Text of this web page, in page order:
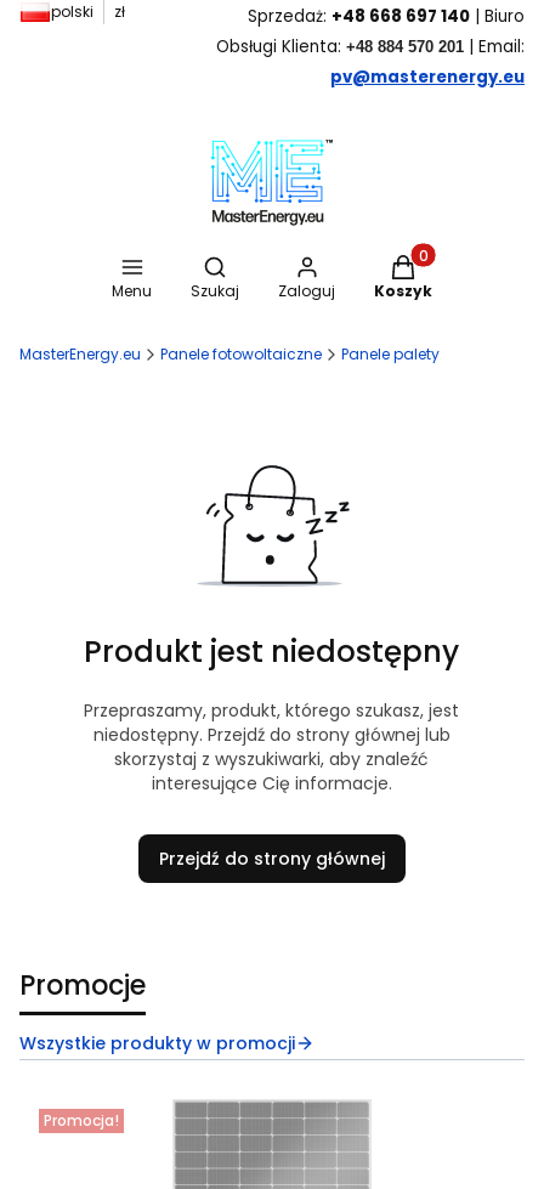
polski zł Sprzedaż: +48 668 697 140 | Biuro
Obsługi Klienta: +48 884 570 201 | Email:
pv@masterenergy.eu
Menu
Otwórz wyszukiwarkę
Szukaj Zaloguj
Produkty w
Koszyk
MasterEnergy.eu Panele fotowoltaiczne Panele palety
Produkt jest niedostępny
Przepraszamy, produkt, którego szukasz, jest
niedostępny. Przejdź do strony głównej lub
skorzystaj z wyszukiwarki, aby znaleźć
interesujące Cię informacje.
Przejdź do strony głównej
Promocje
Wszystkie produkty w promocji
Promocja!